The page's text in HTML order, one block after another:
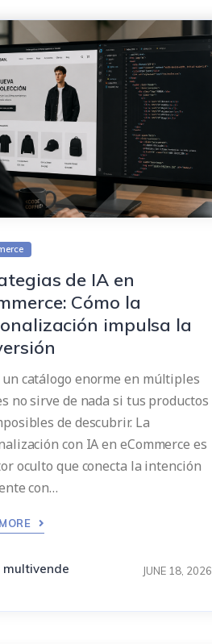
de IA en
Cómo la
impulsa la
catálogo enorme en múltiples
no sirve de nada si tus productos
de descubrir. La
con IA en eCommerce es
oculto que conecta la intención
con…
multivende JUNE 18, 2026